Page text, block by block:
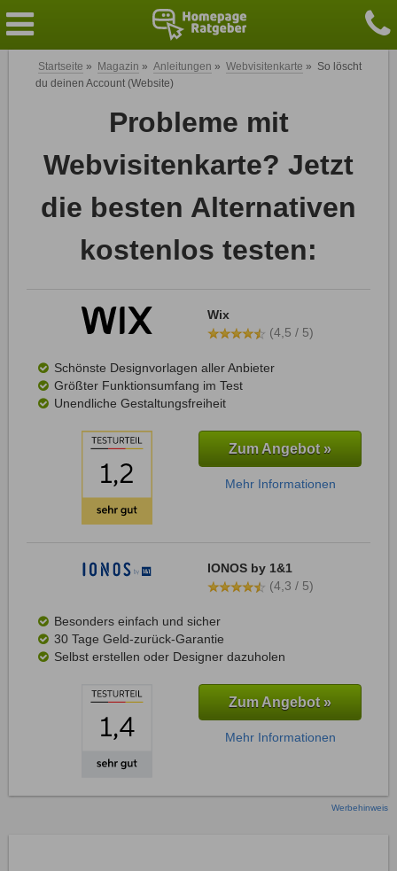
Startseite » Magazin » Anleitungen » Webvisitenkarte » So löscht
du deinen Account (Website)
Probleme mit
Webvisitenkarte? Jetzt
die besten Alternativen
kostenlos testen:
Wix
(4,5 / 5)
Schönste Designvorlagen aller Anbieter
Größter Funktionsumfang im Test
Unendliche Gestaltungsfreiheit
Zum Angebot »
Mehr Informationen
IONOS by 1&1
(4,3 / 5)
Besonders einfach und sicher
30 Tage Geld-zurück-Garantie
Selbst erstellen oder Designer dazuholen
Zum Angebot »
Mehr Informationen
Werbehinweis